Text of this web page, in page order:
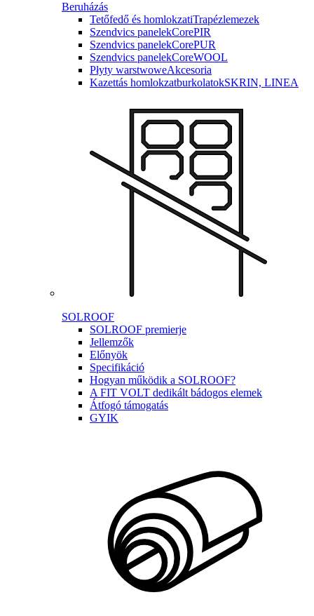
Beruházás
Tetőfedő és homlokzatiTrapézlemezek
Szendvics panelekCorePIR
Szendvics panelekCorePUR
Szendvics panelekCoreWOOL
Płyty warstwoweAkcesoria
Kazettás homlokzatburkolatokSKRIN, LINEA
SOLROOF
SOLROOF premierje
Jellemzők
Előnyök
Specifikáció
Hogyan működik a SOLROOF?
A FIT VOLT dedikált bádogos elemek
Átfogó támogatás
GYIK